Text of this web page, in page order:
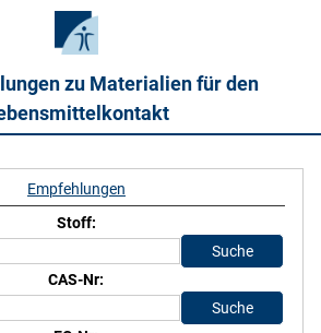
zu Materialien für den
Empfehlungen
Stoff:
CAS-Nr: